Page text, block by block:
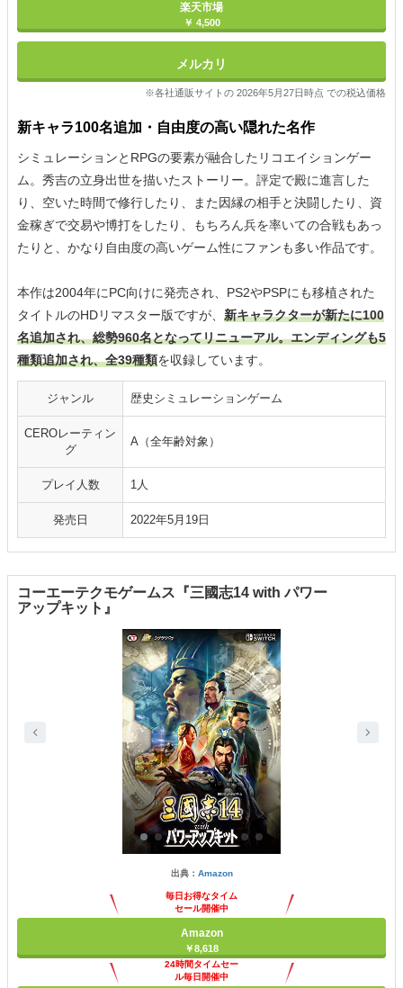
楽天市場
￥ 4,500
メルカリ
※各社通販サイトの 2026年5月27日時点 での税込価格
新キャラ100名追加・自由度の高い隠れた名作
シミュレーションとRPGの要素が融合したリコエイションゲー
ム。秀吉の立身出世を描いたストーリー。評定で殿に進言した
り、空いた時間で修行したり、また因縁の相手と決闘したり、資
金稼ぎで交易や博打をしたり、もちろん兵を率いての合戦もあっ
たりと、かなり自由度の高いゲーム性にファンも多い作品です。
本作は2004年にPC向けに発売され、PS2やPSPにも移植された
タイトルのHDリマスター版ですが、 新キャラクターが新たに100
名追加され、総勢960名となってリニューアル。エンディングも5
種類追加され、全39種類を収録しています。
ジャンル 歴史シミュレーションゲーム
CEROレーティン
グ
A（全年齢対象）
プレイ人数 1人
発売日 2022年5月19日
コーエーテクモゲームス『三國志14 with パワー
アップキット』
出典： Amazon
毎日お得なタイム
セール開催中
Amazon
￥8,618
24時間タイムセー
ル毎日開催中